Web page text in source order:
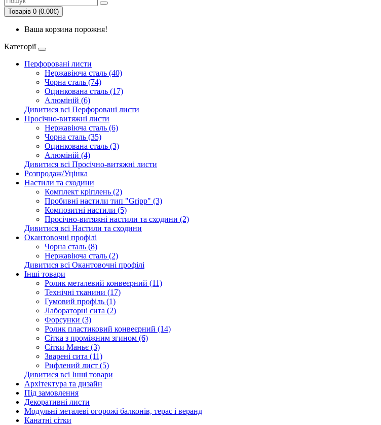
Товарів 0 (0.00€)
Ваша корзина порожня!
Категорії
Перфоровані листи
Нержавіюча сталь (40)
Чорна сталь (74)
Оцинкована сталь (17)
Алюміній (6)
Дивитися всі Перфоровані листи
Просічно-витяжні листи
Нержавіюча сталь (6)
Чорна сталь (35)
Оцинкована сталь (3)
Алюміній (4)
Дивитися всі Просічно-витяжні листи
Розпродаж/Уцінка
Настили та сходини
Комплект кріплень (2)
Пробивні настили тип "Gripp" (3)
Композитні настили (5)
Просічно-витяжні настили та сходини (2)
Дивитися всі Настили та сходини
Окантовочні профілі
Чорна сталь (8)
Нержавіюча сталь (2)
Дивитися всі Окантовочні профілі
Інші товари
Ролик металевий конвеєрний (11)
Технічні тканини (17)
Гумовий профіль (1)
Лабораторні сита (2)
Форсунки (3)
Ролик пластиковий конвеєрний (14)
Сітка з проміжним згином (6)
Сітки Маньє (3)
Зварені сита (11)
Рифлений лист (5)
Дивитися всі Інші товари
Архітектура та дизайн
Під замовлення
Декоративні листи
Модульні металеві огорожі балконів, терас і веранд
Канатні сітки